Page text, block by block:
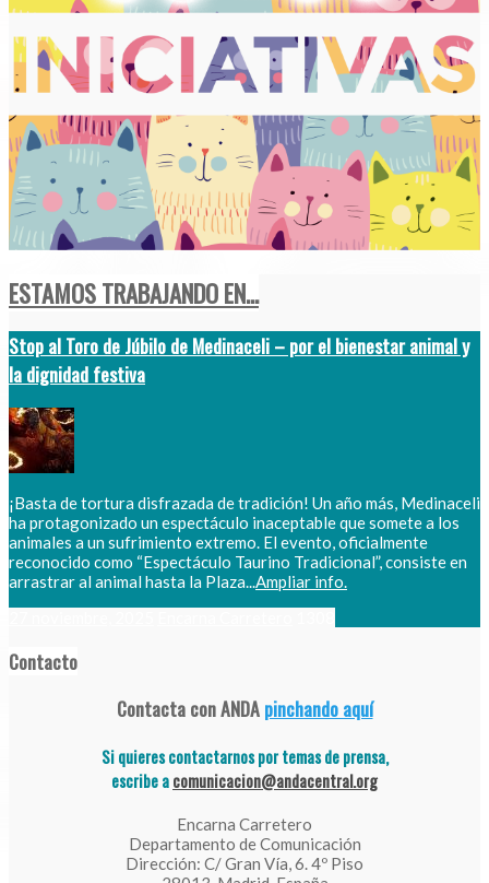
ESTAMOS TRABAJANDO EN...
Stop al Toro de Júbilo de Medinaceli – por el bienestar animal y
la dignidad festiva
¡Basta de tortura disfrazada de tradición! Un año más, Medinaceli
ha protagonizado un espectáculo inaceptable que somete a los
animales a un sufrimiento extremo. El evento, oficialmente
reconocido como “Espectáculo Taurino Tradicional”, consiste en
arrastrar al animal hasta la Plaza...Ampliar info.
Contacto
Contacta con ANDApinchando aquí
Si quieres contactarnos por temas de prensa,
escribe acomunicacion@andacentral.org
Encarna Carretero
Departamento de Comunicación
Dirección: C/ Gran Vía, 6. 4º Piso